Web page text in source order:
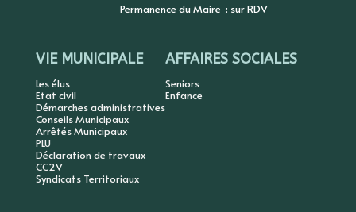
Permanence du Maire : sur RDV
VIE MUNICIPALE
Les élus
Etat civil
Démarches administratives
Conseils Municipaux
Arrêtés Municipaux
PLU
Déclaration de travaux
CC2V
Syndicats Territoriaux
AFFAIRES SOCIALES
Seniors
Enfance